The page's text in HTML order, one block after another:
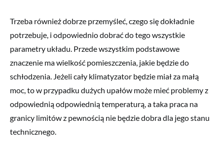
Trzeba również dobrze przemyśleć, czego się dokładnie
potrzebuje, i odpowiednio dobrać do tego wszystkie
parametry układu. Przede wszystkim podstawowe
znaczenie ma wielkość pomieszczenia, jakie będzie do
schłodzenia. Jeżeli cały klimatyzator będzie miał za małą
moc, to w przypadku dużych upałów może mieć problemy z
odpowiednią odpowiednią temperaturą, a taka praca na
granicy limitów z pewnością nie będzie dobra dla jego stanu
technicznego.